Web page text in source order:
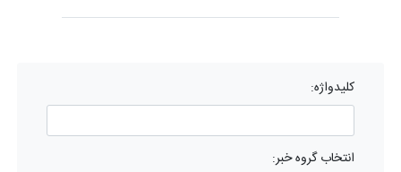
کلیدواژه:
انتخاب گروه خبر: